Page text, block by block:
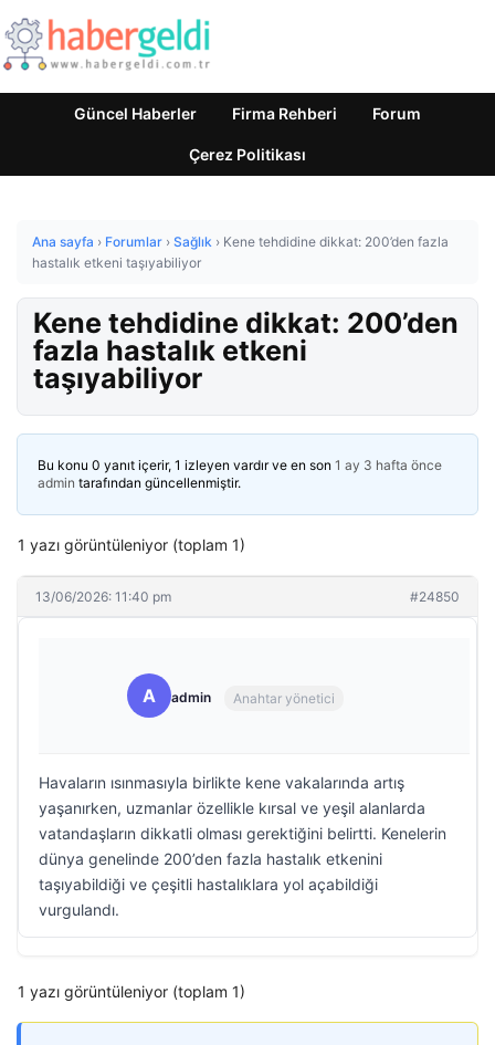
Güncel Haberler Firma Rehberi Forum
Çerez Politikası
Ana sayfa › Forumlar › Sağlık › Kene tehdidine dikkat: 200’den fazla
hastalık etkeni taşıyabiliyor
Kene tehdidine dikkat: 200’den
fazla hastalık etkeni
taşıyabiliyor
Bu konu 0 yanıt içerir, 1 izleyen vardır ve en son 1 ay 3 hafta önce
admin tarafından güncellenmiştir.
1 yazı görüntüleniyor (toplam 1)
13/06/2026: 11:40 pm #24850
A admin Anahtar yönetici
Havaların ısınmasıyla birlikte kene vakalarında artış
yaşanırken, uzmanlar özellikle kırsal ve yeşil alanlarda
vatandaşların dikkatli olması gerektiğini belirtti. Kenelerin
dünya genelinde 200’den fazla hastalık etkenini
taşıyabildiği ve çeşitli hastalıklara yol açabildiği
vurgulandı.
1 yazı görüntüleniyor (toplam 1)